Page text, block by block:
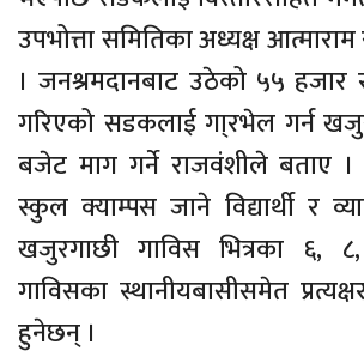
उपभोत्ता समितिका अध्यक्ष
। जनश्रमदानबाट उठेको ५५ हजार
गरिएको सडकलाई गा्रभेल गर्न
बजेट माग गर्ने राजवंशीले बताए
स्कुल क्याम्पस जाने विद्यार्थी र
खजुरगाछी गाविस भित्रका ६,
गाविसका स्थानीयबासीसमेत
हुनेछन् ।